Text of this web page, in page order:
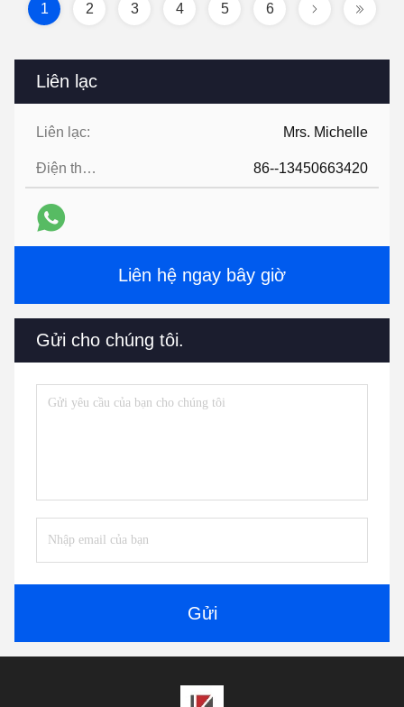
Liên lạc
Liên lạc: Mrs. Michelle
Điện thoại: 86--13450663420
Liên hệ ngay bây giờ
Gửi cho chúng tôi.
Gửi
1 2 3 4 5 6